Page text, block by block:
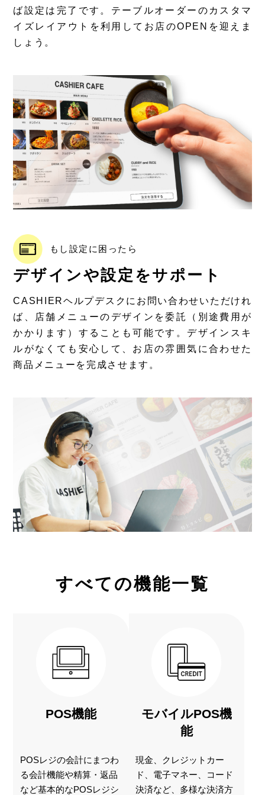
ば設定は完了です。テーブルオーダーのカスタマ
イズレイアウトを利用してお店のOPENを迎えま
しょう。
もし設定に困ったら
デザインや設定をサポート
CASHIERヘルプデスクにお問い合わせいただけれ
ば、店舗メニューのデザインを委託（別途費用が
かかります）することも可能です。デザインスキ
ルがなくても安心して、お店の雰囲気に合わせた
商品メニューを完成させます。
すべての機能一覧
POS機能
POSレジの会計にまつわ
る会計機能や精算・返品
など基本的なPOSレジシ
モバイルPOS機
能
現金、クレジットカー
ド、電子マネー、コード
決済など、多様な決済方